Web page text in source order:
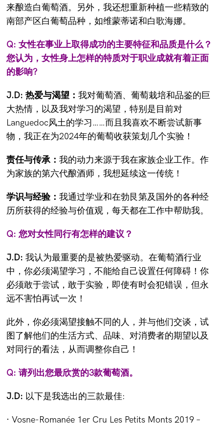
来酿造白葡萄酒。另外，我还想重新种植一些精致的
南部产区白葡萄品种，如维蒙蒂诺和白歌海娜。
Q: 女性在事业上取得成功的主要特征和品质是什么？
您认为，女性身上怎样的特质对于职业成就有着正面
的影响?
J.D: 热爱与渴望：我对葡萄酒、葡萄栽培和品鉴的巨
大热情，以及我对学习的渴望，特别是目前对
Languedoc风土的学习……而且我喜欢不断尝试新事
物，我正在为2024年的葡萄收获策划几个实验！
责任与传承：我的动力来源于我在家族企业工作。作
为家族的第六代酿酒师，我想延续这一传统！
学识与经验：我通过学业和在勃艮第及国外的各种经
历所获得的经验与价值观，每天都在工作中帮助我。
Q: 您对女性同行有怎样的建议？
J.D: 我认为最重要的是被热爱驱动。在葡萄酒行业
中，你必须渴望学习，不能给自己设置任何障碍！你
必须敢于尝试，敢于实验，即使有时会犯错误，但永
远不害怕再试一次！
此外，你必须渴望接触不同的人，并与他们交谈，试
图了解他们的生活方式、品味、对消费者的期望以及
对同行的看法，从而调整你自己！
Q: 请列出您最欣赏的3款葡萄酒。
J.D: 以下是我选出的三款最佳:
· Vosne-Romanée 1er Cru Les Petits Monts 2019 –